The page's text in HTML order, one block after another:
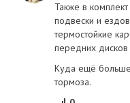
Также в
подвески и
термостойкие
передних
Куда ещё
тормоза.